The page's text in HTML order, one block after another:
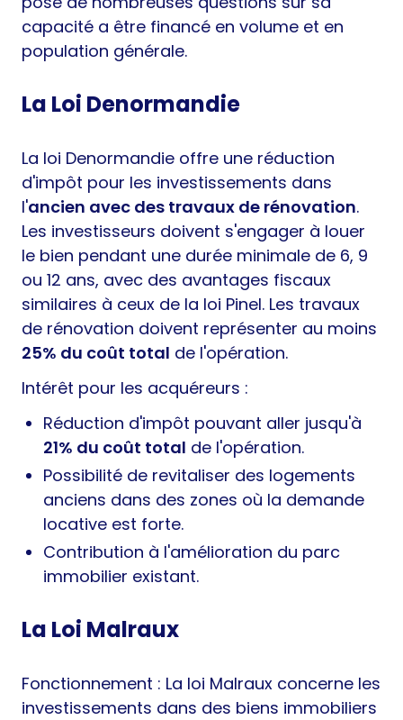
capacité a être financé en volume et en
population générale.
La Loi Denormandie
La loi Denormandie offre une réduction
d'impôt pour les investissements dans
l'ancien avec des travaux de rénovation.
Les investisseurs doivent s'engager à louer
le bien pendant une durée minimale de 6, 9
ou 12 ans, avec des avantages fiscaux
similaires à ceux de la loi Pinel. Les travaux
de rénovation doivent représenter au moins
25% du coût total de l'opération.
Intérêt pour les acquéreurs :
Réduction d'impôt pouvant aller jusqu'à
21% du coût total de l'opération.
Possibilité de revitaliser des logements
anciens dans des zones où la demande
locative est forte.
Contribution à l'amélioration du parc
immobilier existant.
La Loi Malraux
Fonctionnement : La loi Malraux concerne les
investissements dans des biens immobiliers